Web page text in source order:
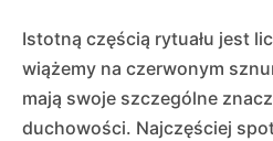
Istotną częścią rytuału jest
wiążemy na czerwonym
mają swoje szczególne
duchowości. Najczęściej